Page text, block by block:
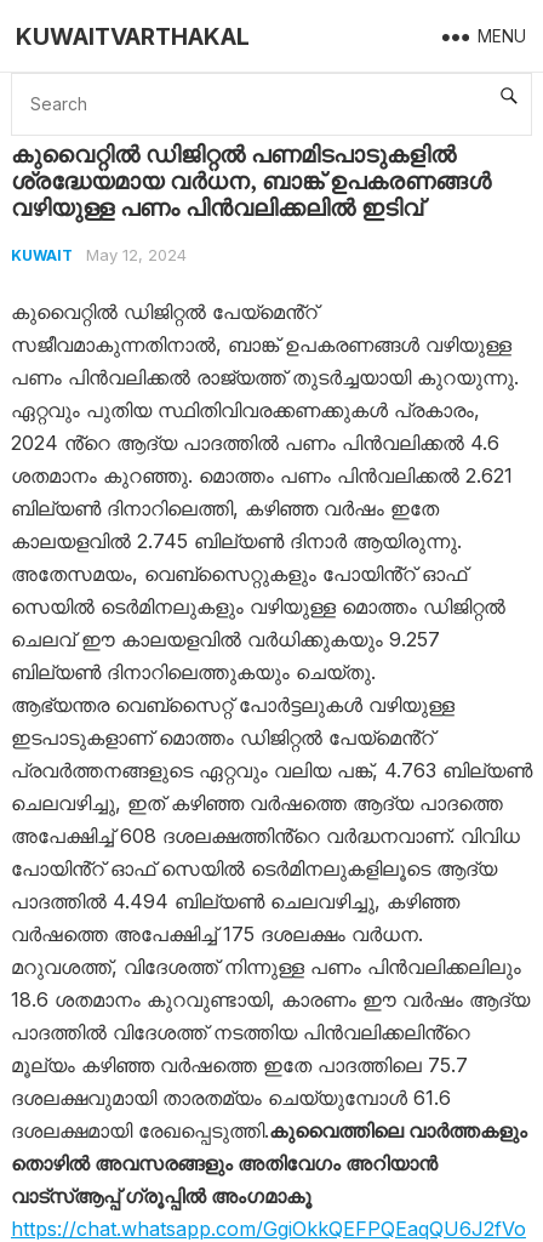
KUWAITVARTHAKAL MENU
Home Kuwait കുവൈറ്റിൽ ഡിജിറ്റൽ പണമിടപാടുകളിൽ ശ്രദ്ധേയമായ വർധന, ബാങ്ക് ഉപകരണങ്ങൾ വഴിയുള്ള പണം പിൻവലിക്കലിൽ ഇടിവ്
കുവൈറ്റിൽ ഡിജിറ്റൽ പണമിടപാടുകളിൽ
ശ്രദ്ധേയമായ വർധന, ബാങ്ക് ഉപകരണങ്ങൾ
വഴിയുള്ള പണം പിൻവലിക്കലിൽ ഇടിവ്
KUWAIT May 12, 2024
കുവൈറ്റിൽ ഡിജിറ്റൽ പേയ്‌മെൻ്റ്
സജീവമാകുന്നതിനാൽ, ബാങ്ക് ഉപകരണങ്ങൾ വഴിയുള്ള
പണം പിൻവലിക്കൽ രാജ്യത്ത് തുടർച്ചയായി കുറയുന്നു.
ഏറ്റവും പുതിയ സ്ഥിതിവിവരക്കണക്കുകൾ പ്രകാരം,
2024 ൻ്റെ ആദ്യ പാദത്തിൽ പണം പിൻവലിക്കൽ 4.6
ശതമാനം കുറഞ്ഞു. മൊത്തം പണം പിൻവലിക്കൽ 2.621
ബില്യൺ ദിനാറിലെത്തി, കഴിഞ്ഞ വർഷം ഇതേ
കാലയളവിൽ 2.745 ബില്യൺ ദിനാർ ആയിരുന്നു.
അതേസമയം, വെബ്‌സൈറ്റുകളും പോയിൻ്റ് ഓഫ്
സെയിൽ ടെർമിനലുകളും വഴിയുള്ള മൊത്തം ഡിജിറ്റൽ
ചെലവ് ഈ കാലയളവിൽ വർധിക്കുകയും 9.257
ബില്യൺ ദിനാറിലെത്തുകയും ചെയ്തു.
ആഭ്യന്തര വെബ്‌സൈറ്റ് പോർട്ടലുകൾ വഴിയുള്ള
ഇടപാടുകളാണ് മൊത്തം ഡിജിറ്റൽ പേയ്‌മെൻ്റ്
പ്രവർത്തനങ്ങളുടെ ഏറ്റവും വലിയ പങ്ക്, 4.763 ബില്യൺ
ചെലവഴിച്ചു, ഇത് കഴിഞ്ഞ വർഷത്തെ ആദ്യ പാദത്തെ
അപേക്ഷിച്ച് 608 ദശലക്ഷത്തിൻ്റെ വർദ്ധനവാണ്. വിവിധ
പോയിൻ്റ് ഓഫ് സെയിൽ ടെർമിനലുകളിലൂടെ ആദ്യ
പാദത്തിൽ 4.494 ബില്യൺ ചെലവഴിച്ചു, കഴിഞ്ഞ
വർഷത്തെ അപേക്ഷിച്ച് 175 ദശലക്ഷം വർധന.
മറുവശത്ത്, വിദേശത്ത് നിന്നുള്ള പണം പിൻവലിക്കലിലും
18.6 ശതമാനം കുറവുണ്ടായി, കാരണം ഈ വർഷം ആദ്യ
പാദത്തിൽ വിദേശത്ത് നടത്തിയ പിൻവലിക്കലിൻ്റെ
മൂല്യം കഴിഞ്ഞ വർഷത്തെ ഇതേ പാദത്തിലെ 75.7
ദശലക്ഷവുമായി താരതമ്യം ചെയ്യുമ്പോൾ 61.6
ദശലക്ഷമായി രേഖപ്പെടുത്തി.കുവൈത്തിലെ വാർത്തകളും
തൊഴിൽ അവസരങ്ങളും അതിവേഗം അറിയാൻ
വാട്സ്ആപ്പ് ഗ്രൂപ്പിൽ അംഗമാകൂ
https://chat.whatsapp.com/GgiOkkQEFPQEaqQU6J2fVo